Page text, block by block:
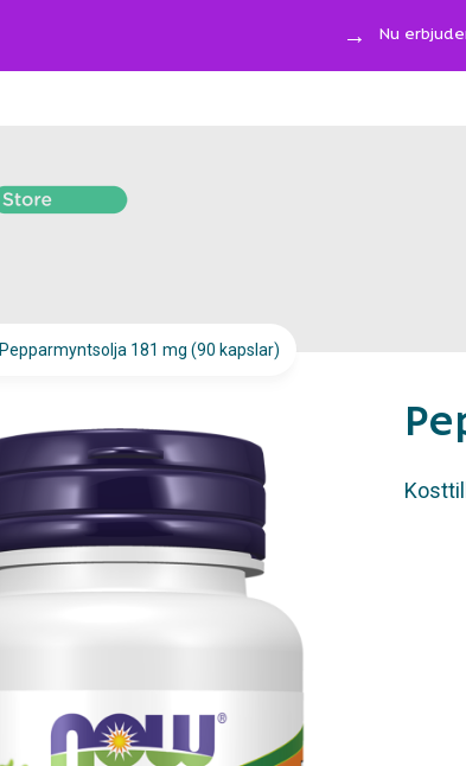
Nu
Pepparmyntsolja 181 mg (90 kapslar)